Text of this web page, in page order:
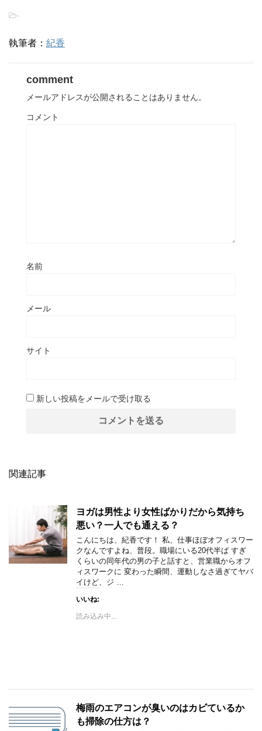
-
執筆者： 紀香
comment
メールアドレスが公開されることはありません。
コメント
名前
メール
サイト
新しい投稿をメールで受け取る
関連記事
ヨガは男性より女性ばかりだから気持ち
悪い？一人でも通える？
こんにちは、紀香です！ 私、仕事ほぼオフィスワー
クなんですよね、普段。職場にいる20代半ば すぎ
くらいの同年代の男の子と話すと、営業職からオフ
ィスワークに 変わった瞬間、運動しなさ過ぎてヤバ
イけど、ジ …
いいね:
読み込み中...
梅雨のエアコンが臭いのはカビているか
も掃除の仕方は？